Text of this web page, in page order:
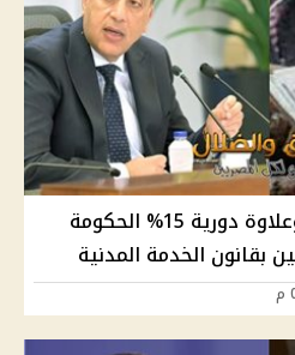
زيادة الأجور 1000 جنيه وعلاوة دورية 15% الحكومة
بقانون الخدمة المدنية